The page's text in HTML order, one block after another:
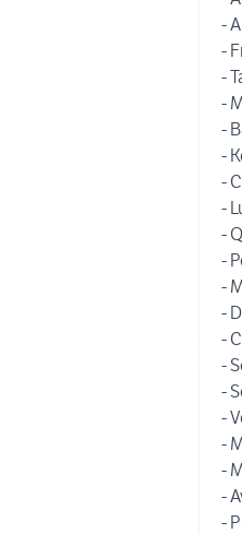
-
-
-
-
-
-
-
-
-
-
-
-
-
-
-
-
-
-
-
-